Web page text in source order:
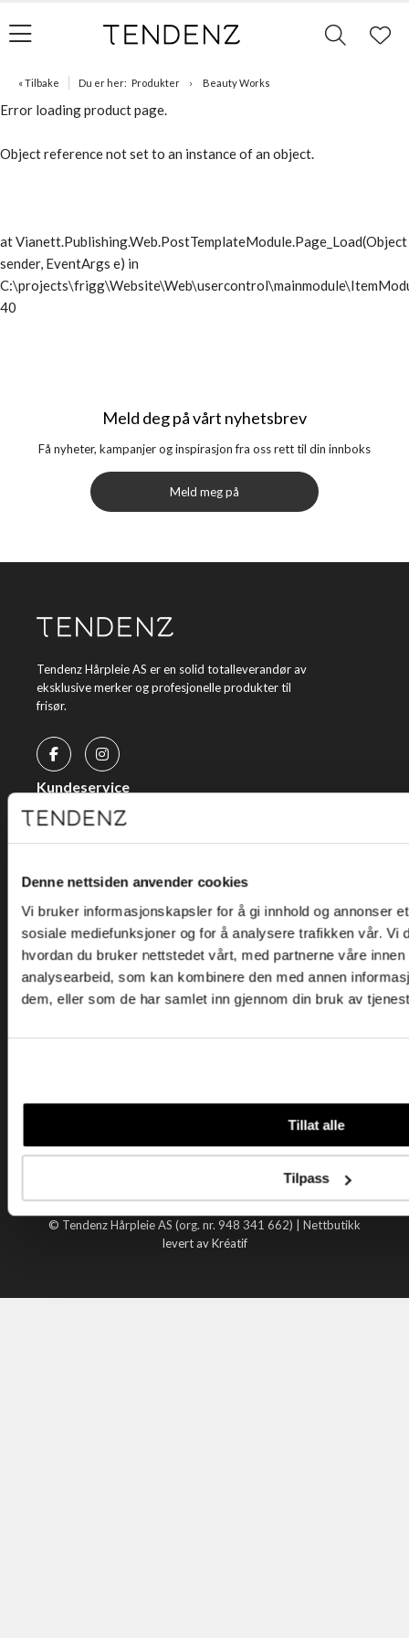
Denne nettsiden anvender cookies
Vi bruker informasjonskapsler for å gi innhold og annonser
sosiale mediefunksjoner og for å analysere trafikken vår. Vi
hvordan du bruker nettstedet vårt, med partnerne våre
analysearbeid, som kan kombinere den med annen
dem, eller som de har samlet inn gjennom din bruk av
Tillat alle
Tilpass
« Tilbake Du er her: Produkter Beauty Works
Error loading product page.
Object reference not set to an instance of an object.
at Vianett.Publishing.Web.PostTemplateModule.Page_Load(Object
sender, EventArgs e) in
40
Meld deg på vårt nyhetsbrev
Få nyheter, kampanjer og inspirasjon fra oss rett til din innboks
Meld meg på
Tendenz Hårpleie AS er en solid totalleverandør av
eksklusive merker og profesjonelle produkter til
frisør.
Kundeservice
Kjøpsvilkår
Personvern
Holtegata 26, 0355 Oslo
Telefon: +47 22 92 50 00
E-post: kundeservice@tendenz.net
Nyttige lenker
Datablad
Om oss
Handle hos oss
© Tendenz Hårpleie AS (org. nr. 948 341 662) | Nettbutikk
levert av Kréatif